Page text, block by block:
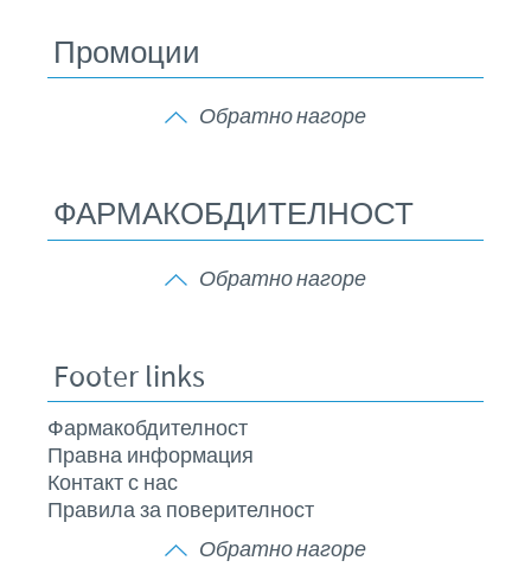
Промоции
Обратно нагоре
ФАРМАКОБДИТЕЛНОСТ
Обратно нагоре
Footer links
Фармакобдителност
Правна информация
Контакт с нас
Правила за поверителност
Обратно нагоре